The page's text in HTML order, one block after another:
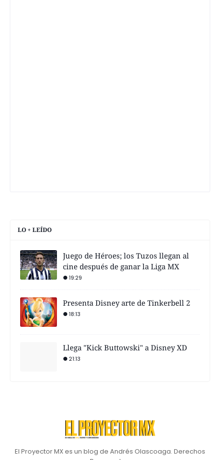
LO + LEÍDO
Juego de Héroes; los Tuzos llegan al
cine después de ganar la Liga MX
19:29
Presenta Disney arte de Tinkerbell 2
18:13
Llega "Kick Buttowski" a Disney XD
21:13
El Proyector MX es un blog de Andrés Olascoaga. Derechos